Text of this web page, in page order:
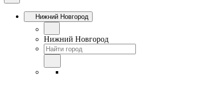
Нижний Новгород
Нижний Новгород